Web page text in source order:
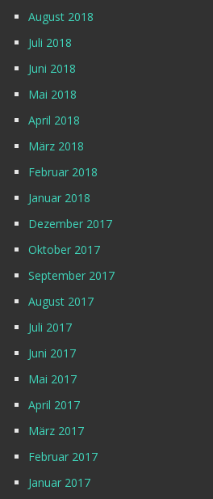
August 2018
Juli 2018
Juni 2018
Mai 2018
April 2018
März 2018
Februar 2018
Januar 2018
Dezember 2017
Oktober 2017
September 2017
August 2017
Juli 2017
Juni 2017
Mai 2017
April 2017
März 2017
Februar 2017
Januar 2017